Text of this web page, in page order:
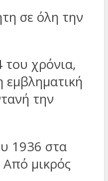
σε όλη την
χρόνια,
εμβληματική
την
1936 στα
μικρός